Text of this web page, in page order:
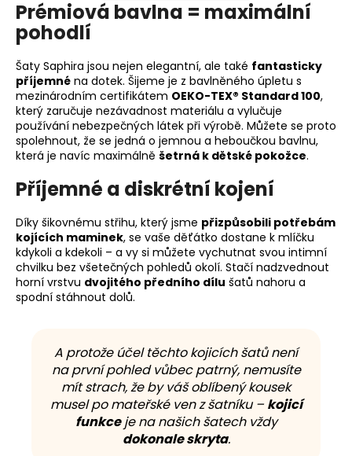
Prémiová bavlna = maximální
pohodlí
Šaty Saphira jsou nejen elegantní, ale také fantasticky
příjemné na dotek. Šijeme je z bavlněného úpletu s
mezinárodním certifikátem OEKO-TEX® Standard 100,
který zaručuje nezávadnost materiálu a vylučuje
používání nebezpečných látek při výrobě. Můžete se proto
spolehnout, že se jedná o jemnou a heboučkou bavlnu,
která je navíc maximálně šetrná k dětské pokožce.
Příjemné a diskrétní kojení
Díky šikovnému střihu, který jsme přizpůsobili potřebám
kojících maminek, se vaše děťátko dostane k mlíčku
kdykoli a kdekoli – a vy si můžete vychutnat svou intimní
chvilku bez všetečných pohledů okolí. Stačí nadzvednout
horní vrstvu dvojitého předního dílu šatů nahoru a
spodní stáhnout dolů.
A protože účel těchto kojicích šatů není
na první pohled vůbec patrný, nemusíte
mít strach, že by váš oblíbený kousek
musel po mateřské ven z šatníku – kojicí
funkceje na našich šatech vždy
dokonale skryta.